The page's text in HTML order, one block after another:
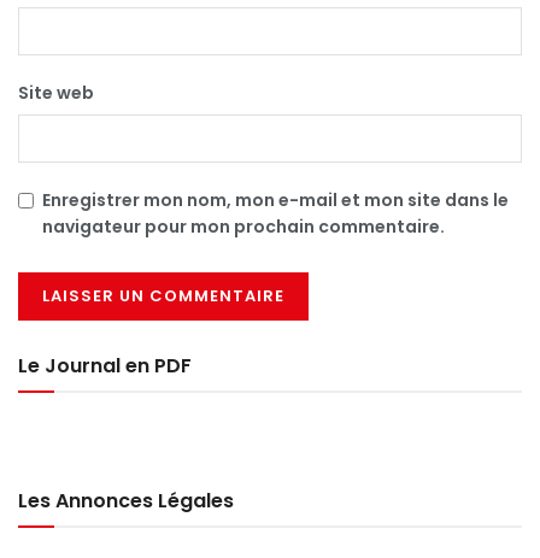
Site web
Enregistrer mon nom, mon e-mail et mon site dans le
navigateur pour mon prochain commentaire.
Le Journal en PDF
Les Annonces Légales